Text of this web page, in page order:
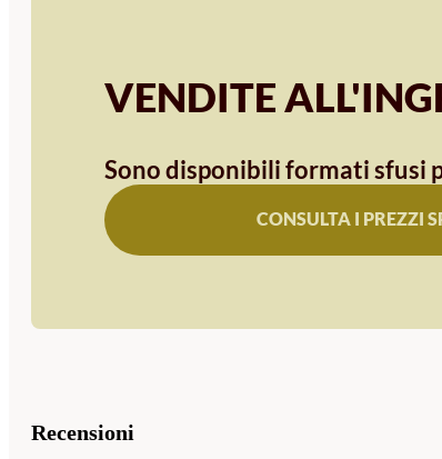
VENDITE
Sono disponibili formati sfusi
CONSULTA I PREZZI
Recensioni